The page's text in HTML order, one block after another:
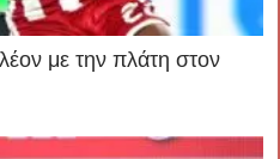
με την πλάτη στον